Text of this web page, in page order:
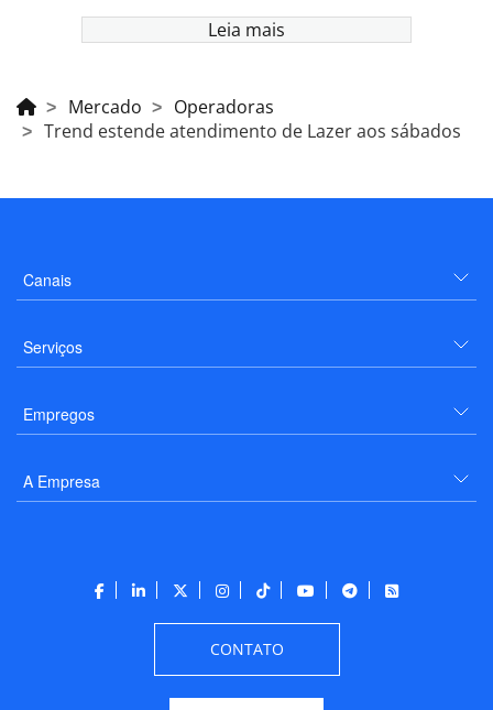
Leia mais
Mercado
Operadoras
Trend estende atendimento de Lazer aos sábados
Canais
Serviços
Empregos
A Empresa
CONTATO